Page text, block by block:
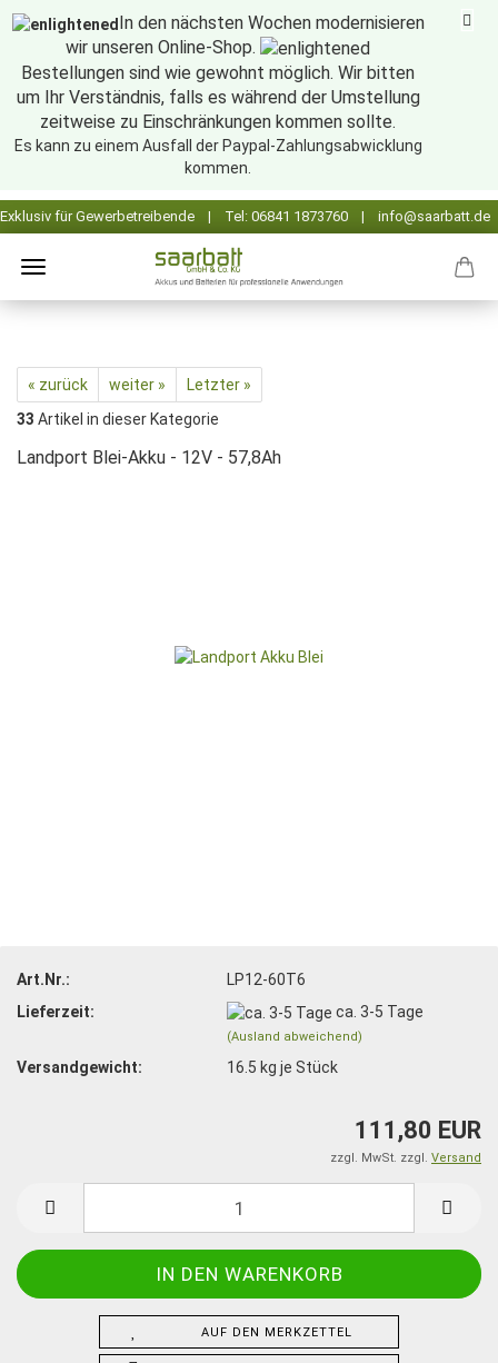
In den nächsten Wochen modernisieren
wir unseren Online-Shop.
Bestellungen sind wie gewohnt möglich. Wir bitten
um Ihr Verständnis, falls es während der Umstellung
zeitweise zu Einschränkungen kommen sollte.
Es kann zu einem Ausfall der Paypal-Zahlungsabwicklung
kommen.
« zurück weiter »
Letzter »
33 Artikel in dieser Kategorie
Landport Blei-Akku - 12V - 57,8Ah
Art.Nr.:
LP12-60T6
Lieferzeit:
ca. 3-5 Tage
(Ausland abweichend)
Versandgewicht: 16.5 kg je Stück
111,80 EUR
zzgl. MwSt. zzgl. Versand
AUF DEN MERKZETTEL